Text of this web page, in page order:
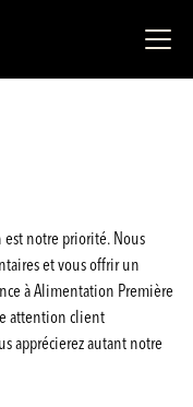
notre priorité. Nous
et vous offrir un
à Alimentation Première
attention client
apprécierez autant notre